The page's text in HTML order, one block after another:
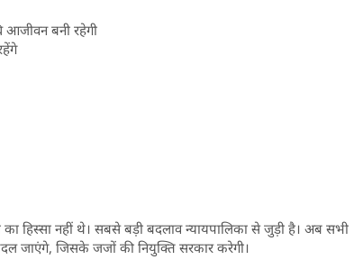
आजीवन बनी रहेगी
नहीं थे। सबसे बड़ी बदलाव न्यायपालिका से जुड़ी है। अब सभी
जाएंगे, जिसके जजों की नियुक्ति सरकार करेगी।